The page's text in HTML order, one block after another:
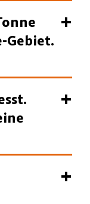
Gebiet.